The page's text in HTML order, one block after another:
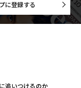
に登録する
追いつけるのか